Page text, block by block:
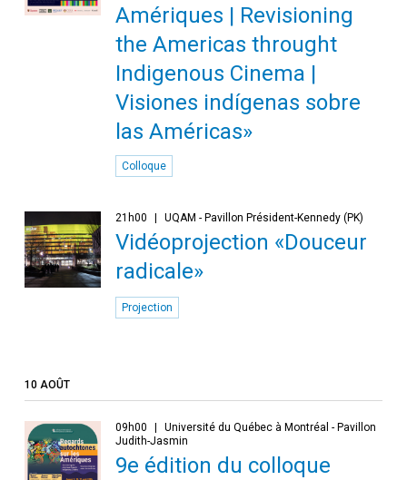
Amériques | Revisioning
the Americas throught
Indigenous Cinema |
Visiones indígenas sobre
las Américas»
Colloque
21h00 UQAM - Pavillon Président-Kennedy (PK)
Vidéoprojection «Douceur
radicale»
Projection
10 AOÛT
09h00
Université du Québec à Montréal - Pavillon
Judith-Jasmin
9e édition du colloque